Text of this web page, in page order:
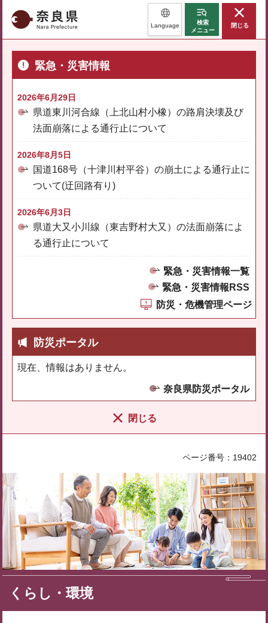
奈良県 Language
検索
メニュー
閉じる
緊急・災害情報
2026年6月29日
県道東川河合線（上北山村小橡）の路肩決壊及び
法面崩落による通行止について
2026年8月5日
国道168号（十津川村平谷）の崩土による通行止に
ついて(迂回路有り)
2026年6月3日
県道大又小川線（東吉野村大又）の法面崩落によ
る通行止について
緊急・災害情報一覧
緊急・災害情報RSS
防災・危機管理ページ
防災ポータル
現在、情報はありません。
奈良県防災ポータル
閉じる
ページ番号：19402
くらし・環境